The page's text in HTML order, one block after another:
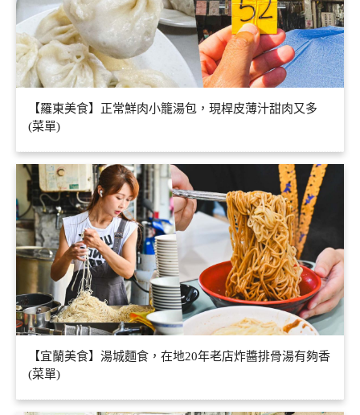
【羅東美食】正常鮮肉小籠湯包，現桿皮薄汁甜肉又多
(菜單)
【宜蘭美食】湯城麵食，在地20年老店炸醬排骨湯有夠香
(菜單)